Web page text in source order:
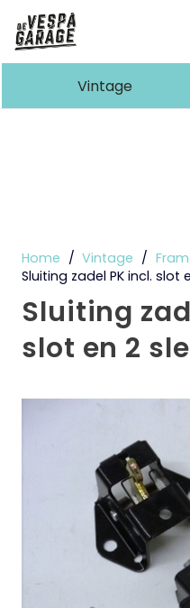
de resultaten
Vintage
Home / Vintage /
Sluiting zadel PK incl. slot
Sluiting
slot en 2